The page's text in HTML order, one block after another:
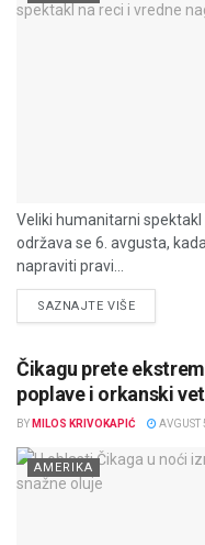
Veliki humanitarni spektakl
održava se 6. avgusta,
napraviti pravi...
SAZNAJTE VIŠEDETAILS
Čikagu prete
poplave i orkanski
BY MILOS KRIVOKAPIĆ AVGUST
AMERIKA